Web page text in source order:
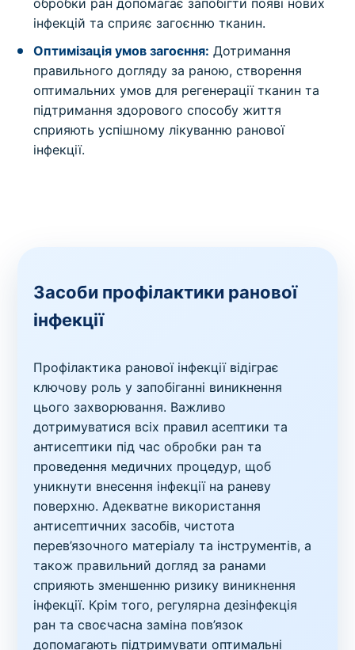
інфекцій та сприяє загоєнню тканин.
Оптимізація умов загоєння: Дотримання
правильного догляду за раною, створення
оптимальних умов для регенерації тканин та
підтримання здорового способу життя
сприяють успішному лікуванню ранової
інфекції.
Засоби профілактики ранової
інфекції
Профілактика ранової інфекції відіграє
ключову роль у запобіганні виникнення
цього захворювання. Важливо
дотримуватися всіх правил асептики та
антисептики під час обробки ран та
проведення медичних процедур, щоб
уникнути внесення інфекції на раневу
поверхню. Адекватне використання
антисептичних засобів, чистота
перев’язочного матеріалу та інструментів, а
також правильний догляд за ранами
сприяють зменшенню ризику виникнення
інфекції. Крім того, регулярна дезінфекція
ран та своєчасна заміна пов’язок
допомагають підтримувати оптимальні